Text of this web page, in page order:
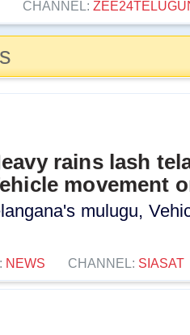
CHANNEL:
rains lash
movement
mulugu,
NEWS CHANNEL: SIASAT